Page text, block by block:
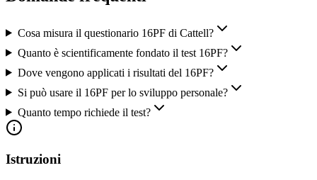
Cosa misura il questionario 16PF di Cattell?
Quanto è scientificamente fondato il test 16PF?
Dove vengono applicati i risultati del 16PF?
Si può usare il 16PF per lo sviluppo personale?
Quanto tempo richiede il test?
Istruzioni